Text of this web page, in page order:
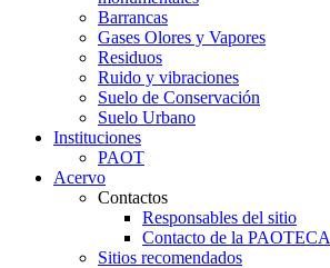
Barrancas
Gases Olores y Vapores
Residuos
Ruido y vibraciones
Suelo de Conservación
Suelo Urbano
Instituciones
PAOT
Acervo
Contactos
Responsables del sitio
Contacto de la PAOTECA
Sitios recomendados